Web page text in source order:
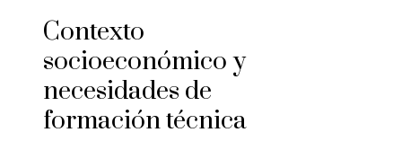
Contexto
socioeconómico y
necesidades de
formación técnica